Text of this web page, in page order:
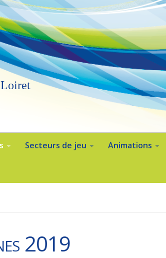
Loiret
Secteurs de jeu Animations
2019